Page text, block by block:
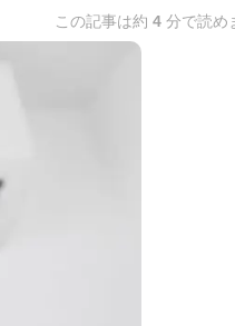
この記事は約 4 分で読め